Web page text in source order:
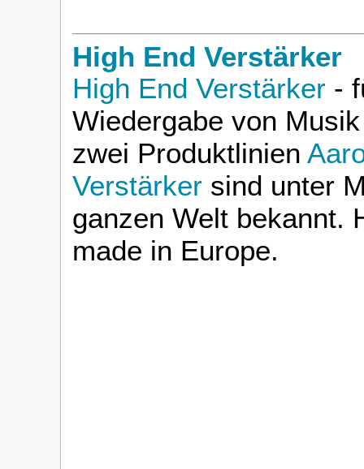
High End Verstärker
High End Verstärker -
Wiedergabe von
zwei Produktlinien
Verstärker sind unter
ganzen Welt bekannt.
made in Europe.